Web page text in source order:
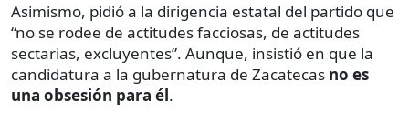
Asimismo, pidió a la dirigencia estatal del partido que
“no se rodee de actitudes facciosas, de actitudes
sectarias, excluyentes”. Aunque, insistió en que la
candidatura a la gubernatura de Zacatecas no es
una obsesión para él.